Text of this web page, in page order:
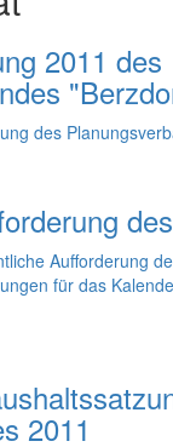
2011 des
des
Aufforderung
für das
2011